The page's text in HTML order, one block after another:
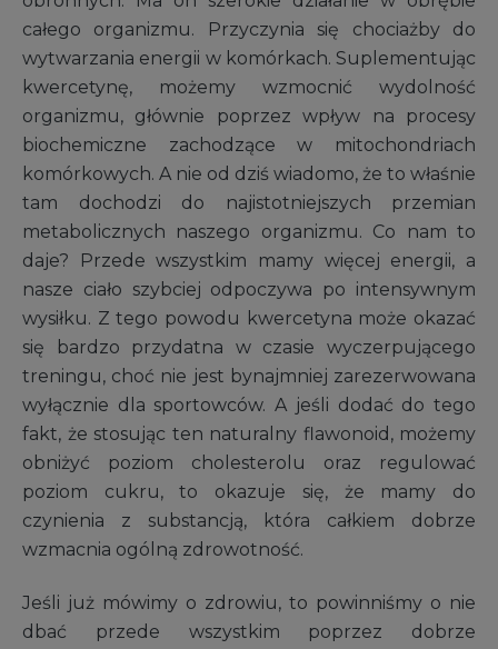
całego organizmu. Przyczynia się chociażby do
wytwarzania energii w komórkach. Suplementując
kwercetynę, możemy wzmocnić wydolność
organizmu, głównie poprzez wpływ na procesy
biochemiczne zachodzące w mitochondriach
komórkowych. A nie od dziś wiadomo, że to właśnie
tam dochodzi do najistotniejszych przemian
metabolicznych naszego organizmu. Co nam to
daje? Przede wszystkim mamy więcej energii, a
nasze ciało szybciej odpoczywa po intensywnym
wysiłku. Z tego powodu kwercetyna może okazać
się bardzo przydatna w czasie wyczerpującego
treningu, choć nie jest bynajmniej zarezerwowana
wyłącznie dla sportowców. A jeśli dodać do tego
fakt, że stosując ten naturalny flawonoid, możemy
obniżyć poziom cholesterolu oraz regulować
poziom cukru, to okazuje się, że mamy do
czynienia z substancją, która całkiem dobrze
wzmacnia ogólną zdrowotność.
Jeśli już mówimy o zdrowiu, to powinniśmy o nie
dbać przede wszystkim poprzez dobrze